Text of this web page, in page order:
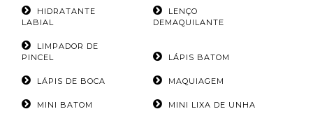
HIDRATANTE
LABIAL
LENÇO
DEMAQUILANTE
LIMPADOR DE
PINCEL
LÁPIS BATOM
LÁPIS DE BOCA MAQUIAGEM
MINI BATOM MINI LIXA DE UNHA